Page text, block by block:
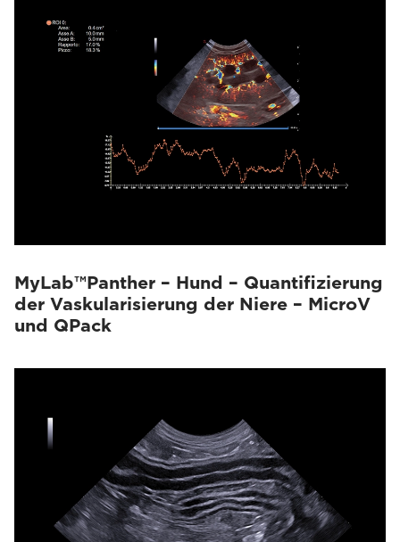
MyLab™Panther – Hund – Quantifizierung
der Vaskularisierung der Niere – MicroV
und QPack